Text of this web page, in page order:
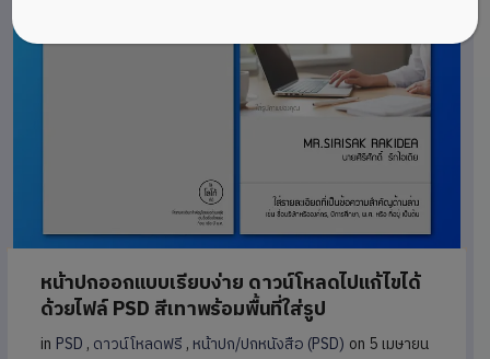
หน้าปกออกแบบเรียบง่าย ดาวน์โหลดไปแก้ไขได้
ด้วยไฟล์ PSD สีเทาพร้อมพื้นที่ใส่รูป
in PSD, ดาวน์โหลดฟรี, หน้าปก/ปกหนังสือ (PSD) on 5 เมษายน